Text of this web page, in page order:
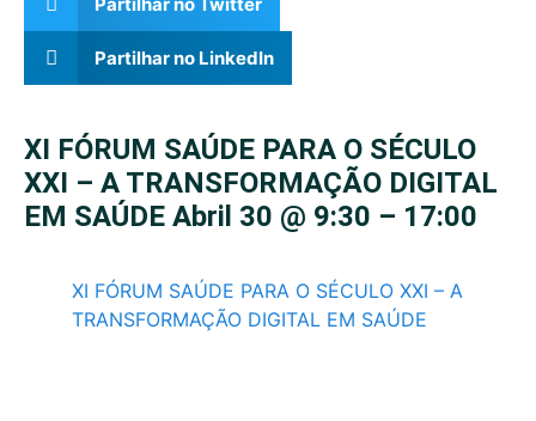
Partilhar no LinkedIn
XI FÓRUM SAÚDE PARA O SÉCULO
XXI – A TRANSFORMAÇÃO DIGITAL
EM SAÚDE Abril 30 @ 9:30 – 17:00
XI FÓRUM SAÚDE PARA O SÉCULO XXI – A
TRANSFORMAÇÃO DIGITAL EM SAÚDE